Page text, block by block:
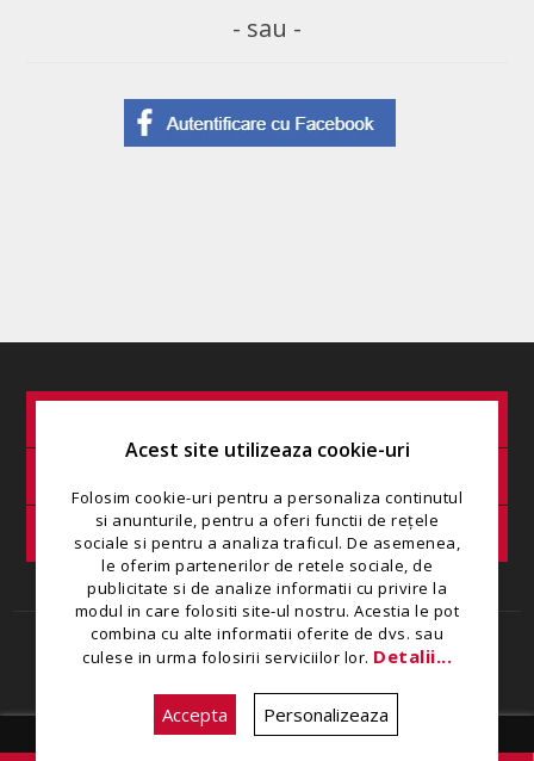
- sau -
Zilnic intre 08:00 - 22:30
COMANDA MINIMA
Copyright © 2026 Restaurant Zamca. Toate drepturile rezervate.
Creat deEcom Digital
Acest site utilizeaza cookie-uri
Folosim cookie-uri pentru a personaliza continutul
si anunturile, pentru a oferi functii de rețele
sociale si pentru a analiza traficul. De asemenea,
le oferim partenerilor de retele sociale, de
publicitate si de analize informatii cu privire la
modul in care folositi site-ul nostru. Acestia le pot
combina cu alte informatii oferite de dvs. sau
culese in urma folosirii serviciilor lor. Detalii...
Accepta Personalizeaza